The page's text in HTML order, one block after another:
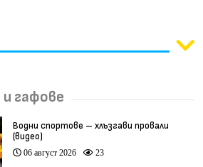
гафове
Водни спортове – хлъзгави провали
(видео)
06 август 2026 23